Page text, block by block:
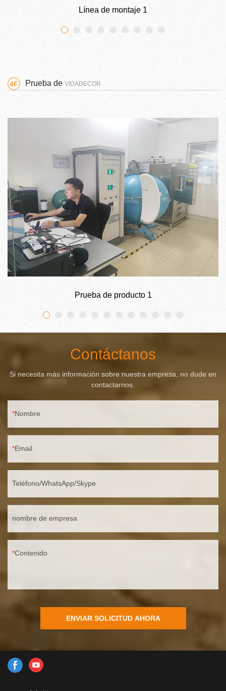
Línea de montaje 1
4F Prueba de VIDADECOR
Prueba de producto 1
Contáctanos
Si necesita más información sobre nuestra empresa, no dude en
contactarnos.
Nombre
Email
Teléfono/WhatsApp/Skype
nombre de empresa
Contenido
ENVIAR SOLICITUD AHORA